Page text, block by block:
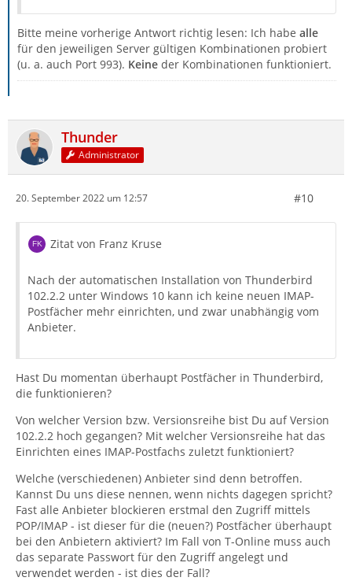
Bitte meine vorherige Antwort richtig lesen: Ich habe alle
für den jeweiligen Server gültigen Kombinationen probiert
(u. a. auch Port 993). Keine der Kombinationen funktioniert.
Thunder
Administrator
20. September 2022 um 12:57 #10
Zitat von Franz Kruse
Nach der automatischen Installation von Thunderbird
102.2.2 unter Windows 10 kann ich keine neuen IMAP-
Postfächer mehr einrichten, und zwar unabhängig vom
Anbieter.
Hast Du momentan überhaupt Postfächer in Thunderbird,
die funktionieren?
Von welcher Version bzw. Versionsreihe bist Du auf Version
102.2.2 hoch gegangen? Mit welcher Versionsreihe hat das
Einrichten eines IMAP-Postfachs zuletzt funktioniert?
Welche (verschiedenen) Anbieter sind denn betroffen.
Kannst Du uns diese nennen, wenn nichts dagegen spricht?
Fast alle Anbieter blockieren erstmal den Zugriff mittels
POP/IMAP - ist dieser für die (neuen?) Postfächer überhaupt
bei den Anbietern aktiviert? Im Fall von T-Online muss auch
das separate Passwort für den Zugriff angelegt und
verwendet werden - ist dies der Fall?